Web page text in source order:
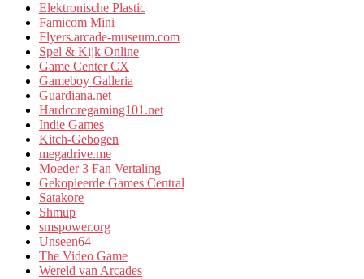
Elektronische Plastic
Famicom Mini
Flyers.arcade-museum.com
Spel & Kijk Online
Game Center CX
Gameboy Galleria
Guardiana.net
Hardcoregaming101.net
Indie Games
Kitch-Gebogen
megadrive.me
Moeder 3 Fan Vertaling
Gekopieerde Games Central
Satakore
Shmup
smspower.org
Unseen64
The Video Game
Wereld van Arcades